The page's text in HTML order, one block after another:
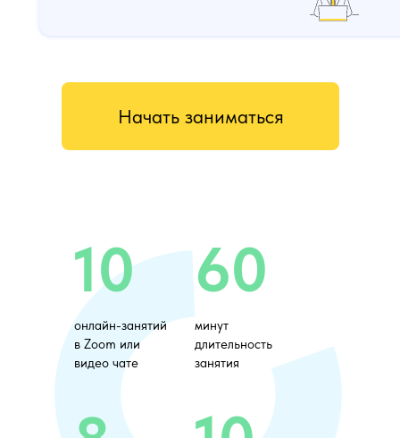
Начать заниматься
10 60
онлайн-занятий
в Zoom или
видео чате
минут
длительность
занятия